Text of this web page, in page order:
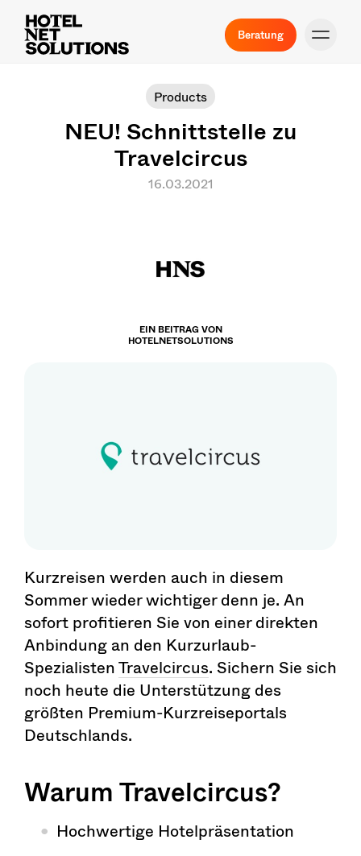
Beratung
Products
NEU! Schnittstelle zu
Travelcircus
16.03.2021
EIN BEITRAG VON
HOTELNETSOLUTIONS
Kurzreisen werden auch in diesem
Sommer wieder wichtiger denn je. An
sofort profitieren Sie von einer direkten
Anbindung an den Kurzurlaub-
SpezialistenTravelcircus. Sichern Sie sich
noch heute die Unterstützung des
größten Premium-Kurzreiseportals
Deutschlands.
Warum Travelcircus?
Hochwertige Hotelpräsentation